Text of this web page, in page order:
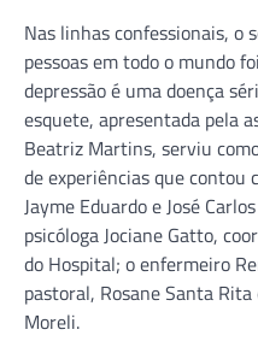
Nas linhas confessionais, o
pessoas em todo o mundo
depressão é uma doença
esquete, apresentada pela
Beatriz Martins, serviu
de experiências que contou
Jayme Eduardo e José
psicóloga Jociane Gatto,
do Hospital; o enfermeiro
pastoral, Rosane Santa
Moreli.